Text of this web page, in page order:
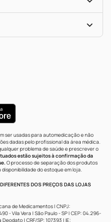
ser usadas para automedicação e não
dadas pelo profissional da área médica.
problema de saúde e prescrever o
estão sujeitos à confirmação da
O processo de separação dos produtos
do estoque em loja.
DOS PREÇOS DAS LOJAS
de Medicamentos | CNPJ:
- Vila Vera | São Paulo - SP | CEP: 04.296-
| CRF/SP: 107393 | IE: